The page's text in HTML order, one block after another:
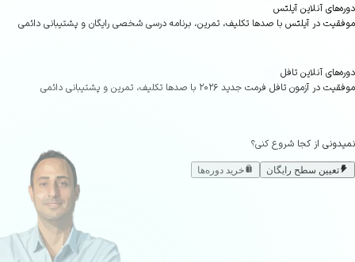
آنلاین آیلتس
در آیلتس با صدها تکلیف، تمرین، برنامه درسی شخصی رایگان و پشتیبانی دائمی
آنلاین تافل
آزمون تافل فرمت جدید ۲۰۲۶ با صدها تکلیف، تمرین و پشتیبانی دائمی
از کجا شروع کنی؟
تعیین سطح رایگان خرید دوره‌ها